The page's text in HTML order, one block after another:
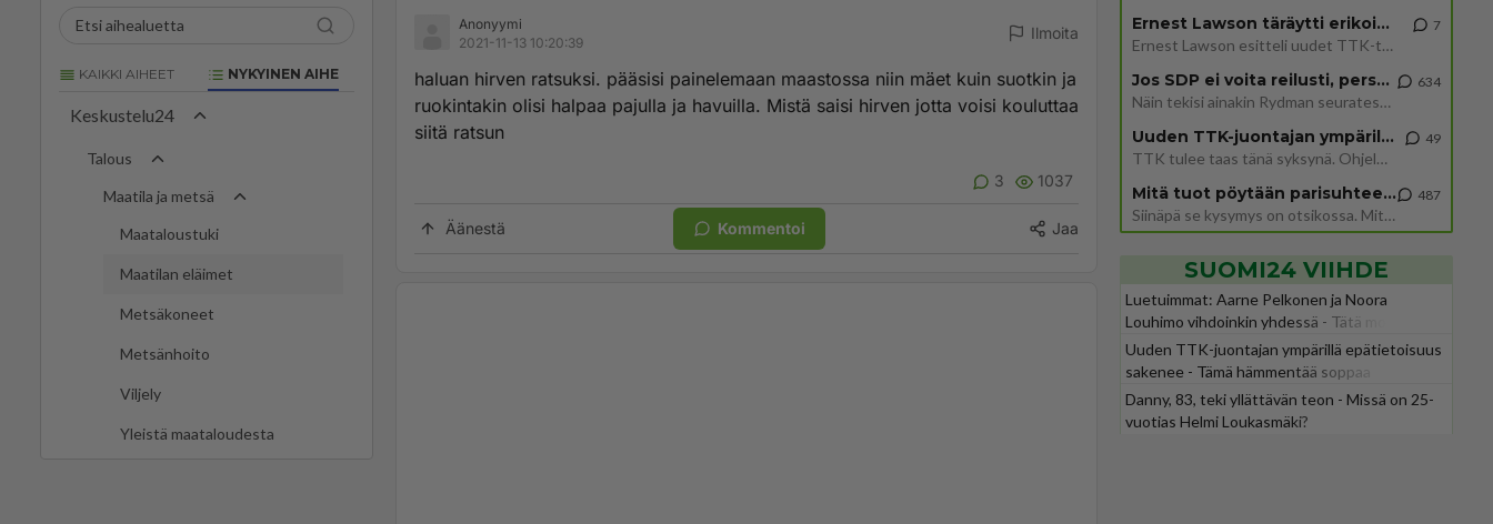
KAIKKI AIHEET NYKYINEN AIHE
Keskustelu24
Talous
Maatila ja metsä
Maataloustuki
Maatilan eläimet
Metsäkoneet
Metsänhoito
Viljely
Yleistä maataloudesta
Anonyymi
2021-11-13 10:20:39
Ilmoita
haluan hirven ratsuksi. pääsisi painelemaan maastossa niin mäet kuin suotkin ja
ruokintakin olisi halpaa pajulla ja havuilla. Mistä saisi hirven jotta voisi kouluttaa
siitä ratsun
3 1037
Äänestä Kommentoi Jaa
Ernest Lawson täräytti erikoisen heiton TTK-lehdistötilaisuudessa: " Onko tässä tarkoituksena...?"
Ernest Lawson esitteli uudet TTK-tähtioppilaat ja opettajat torstaina 6.8. lehdistölle. Tulevalla kaudella on yksi hausk
7
Jos SDP ei voita reilusti, persut kumoavat demokratian Suomesta
Näin tekisi ainakin Rydman seuratessaan idolinsa Trumpin mallia https://www.is.fi/politiikka/art-2000012187244.html
634
Uuden TTK-juontajan ympärillä epätietoisuus sakenee - Nyt MTV hämmentää soppaa
TTK tulee taas tänä syksynä. Ohjelman uudet tähtioppilaat julkistetaan torstaina 6. elokuuta klo 14 alkavassa lehdistö
49
Mitä tuot pöytään parisuhteessa?
Siinäpä se kysymys on otsikossa. Mitäpä siis tuot/toisit pöytään parisuhteessa? Oletko mies vai nainen? Koetko sen mitä
487
SUOMI24 VIIHDE
Luetuimmat: Aarne Pelkonen ja Noora
Louhimo vihdoinkin yhdessä - Tätä moni jo
odotti
Uuden TTK-juontajan ympärillä epätietoisuus
sakenee - Tämä hämmentää soppaa
Danny, 83, teki yllättävän teon - Missä on 25-
vuotias Helmi Loukasmäki?